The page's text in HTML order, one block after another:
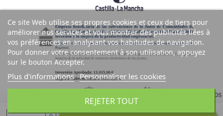
Ce site Web utilise ses propres cookies et ceux de tiers pour
améliorer nos services et vous montrer des publicités liées à
vos préférences en analysant vos habitudes de navigation.
Pour donner votre consentement à son utilisation, appuyez
sur le bouton Accepter.
Plus d'informations Personnaliser les cookies
REJETER TOUT